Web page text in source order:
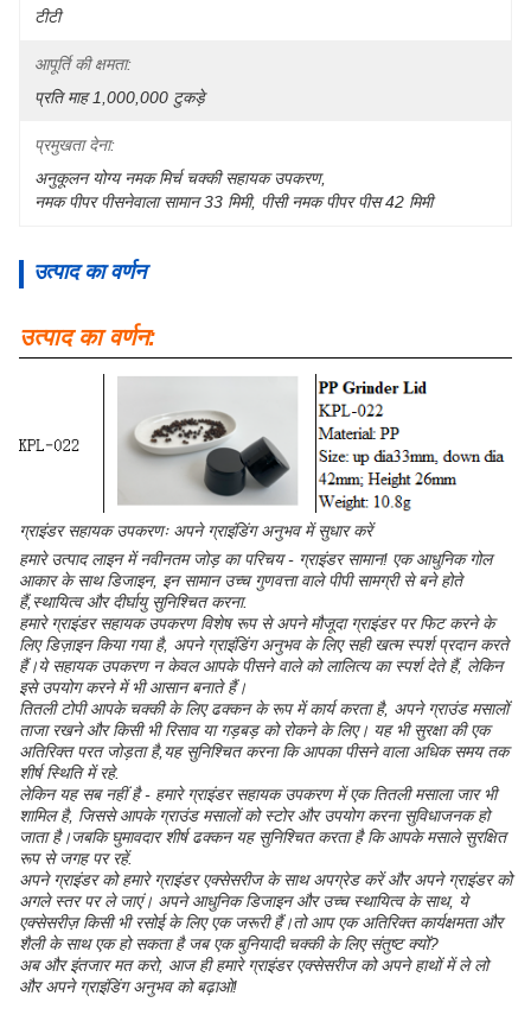
टीटी
आपूर्ति की क्षमता:
प्रति माह 1,000,000 टुकड़े
प्रमुखता देना:
अनुकूलन योग्य नमक मिर्च चक्की सहायक उपकरण,
नमक पीपर पीसनेवाला सामान 33 मिमी, पीसी नमक पीपर पीस 42 मिमी
उत्पाद का वर्णन
उत्पाद का वर्णन:
ग्राइंडर सहायक उपकरणः अपने ग्राइंडिंग अनुभव में सुधार करें
हमारे उत्पाद लाइन में नवीनतम जोड़ का परिचय - ग्राइंडर सामान! एक आधुनिक गोल
आकार के साथ डिजाइन, इन सामान उच्च गुणवत्ता वाले पीपी सामग्री से बने होते
हैं,स्थायित्व और दीर्घायु सुनिश्चित करना.
हमारे ग्राइंडर सहायक उपकरण विशेष रूप से अपने मौजूदा ग्राइंडर पर फिट करने के
लिए डिज़ाइन किया गया है, अपने ग्राइंडिंग अनुभव के लिए सही खत्म स्पर्श प्रदान करते
हैं।ये सहायक उपकरण न केवल आपके पीसने वाले को लालित्य का स्पर्श देते हैं, लेकिन
इसे उपयोग करने में भी आसान बनाते हैं।
तितली टोपी आपके चक्की के लिए ढक्कन के रूप में कार्य करता है, अपने ग्राउंड मसालों
ताजा रखने और किसी भी रिसाव या गड़बड़ को रोकने के लिए। यह भी सुरक्षा की एक
अतिरिक्त परत जोड़ता है,यह सुनिश्चित करना कि आपका पीसने वाला अधिक समय तक
शीर्ष स्थिति में रहे.
लेकिन यह सब नहीं है - हमारे ग्राइंडर सहायक उपकरण में एक तितली मसाला जार भी
शामिल है, जिससे आपके ग्राउंड मसालों को स्टोर और उपयोग करना सुविधाजनक हो
जाता है।जबकि घुमावदार शीर्ष ढक्कन यह सुनिश्चित करता है कि आपके मसाले सुरक्षित
रूप से जगह पर रहें.
अपने ग्राइंडर को हमारे ग्राइंडर एक्सेसरीज के साथ अपग्रेड करें और अपने ग्राइंडर को
अगले स्तर पर ले जाएं। अपने आधुनिक डिजाइन और उच्च स्थायित्व के साथ, ये
एक्सेसरीज़ किसी भी रसोई के लिए एक जरूरी हैं।तो आप एक अतिरिक्त कार्यक्षमता और
शैली के साथ एक हो सकता है जब एक बुनियादी चक्की के लिए संतुष्ट क्यों?
अब और इंतजार मत करो, आज ही हमारे ग्राइंडर एक्सेसरीज को अपने हाथों में ले लो
और अपने ग्राइंडिंग अनुभव को बढ़ाओ!